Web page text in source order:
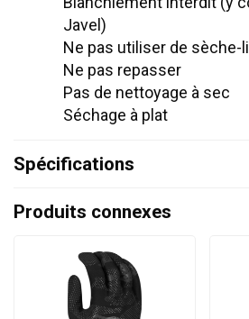
Javel)
Ne pas utiliser de sèche-
Ne pas repasser
Pas de nettoyage à sec
Séchage à plat
Spécifications
Produits connexes